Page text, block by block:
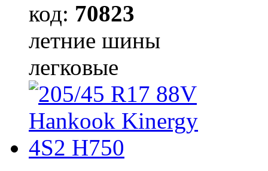
код: 70823
летние шины
легковые